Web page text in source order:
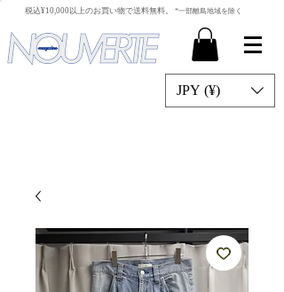
​税込¥10,000以上のお買い物で送料無料。 *一部離島地域を除く
JPY (¥)